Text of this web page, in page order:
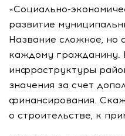
«Социально-
развитие
Название сложное, но
каждому гражданину.
инфраструктуры
значения за счет
финансирования.
о строительстве, к